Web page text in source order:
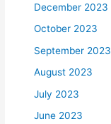
December 2023
October 2023
September 2023
August 2023
July 2023
June 2023